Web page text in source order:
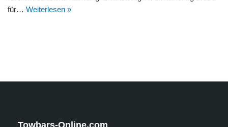
für… Weiterlesen »
Towbars-Online.com